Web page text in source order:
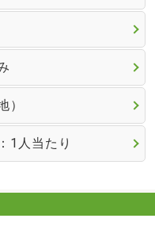
）
1人当たり